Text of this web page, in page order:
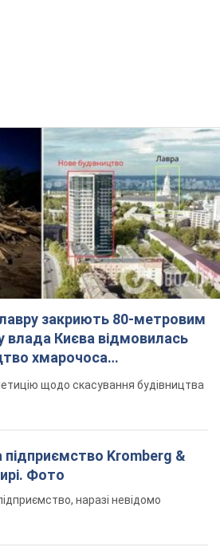
закриють 80-метровим
Києва відмовилась
хмарочоса
щодо скасування будівництва
Kromberg &
Фото
наразі невідомо